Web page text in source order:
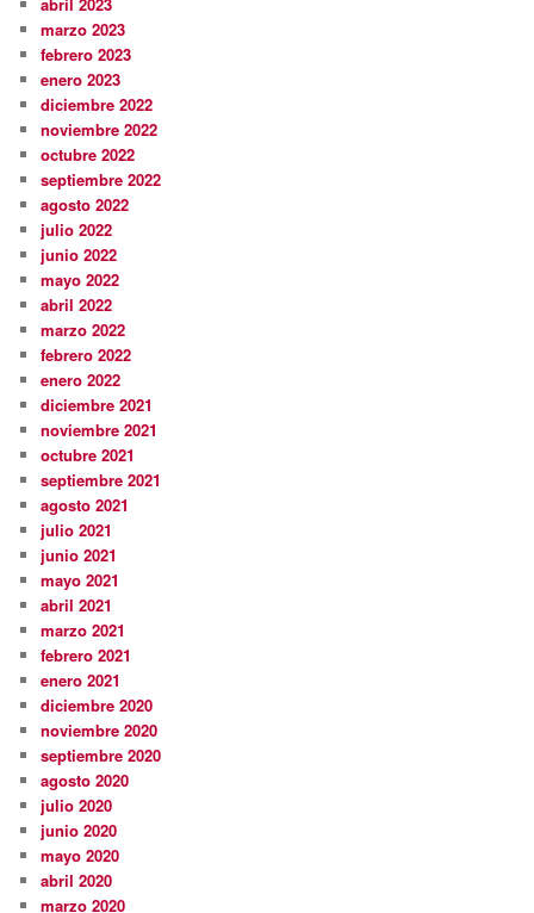
abril 2023
marzo 2023
febrero 2023
enero 2023
diciembre 2022
noviembre 2022
octubre 2022
septiembre 2022
agosto 2022
julio 2022
junio 2022
mayo 2022
abril 2022
marzo 2022
febrero 2022
enero 2022
diciembre 2021
noviembre 2021
octubre 2021
septiembre 2021
agosto 2021
julio 2021
junio 2021
mayo 2021
abril 2021
marzo 2021
febrero 2021
enero 2021
diciembre 2020
noviembre 2020
septiembre 2020
agosto 2020
julio 2020
junio 2020
mayo 2020
abril 2020
marzo 2020